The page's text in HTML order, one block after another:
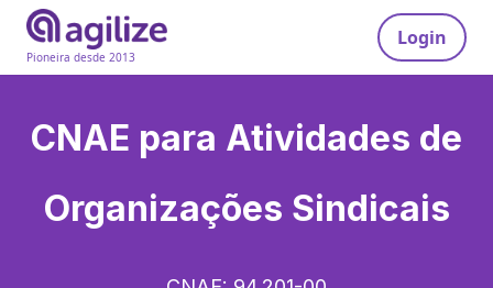
Pioneira desde 2013
Login
CNAE para Atividades de
Organizações Sindicais